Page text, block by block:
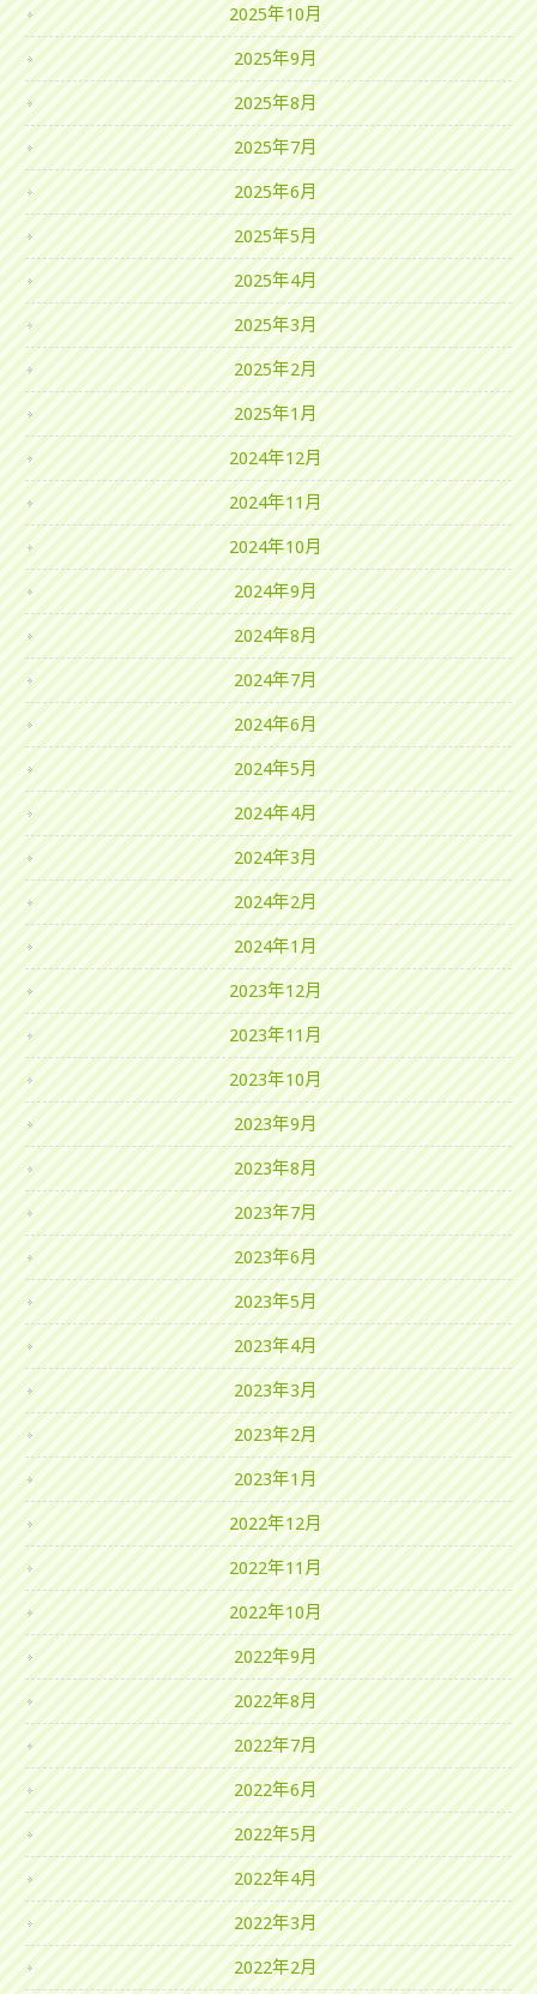
2025年10月
2025年9月
2025年8月
2025年7月
2025年6月
2025年5月
2025年4月
2025年3月
2025年2月
2025年1月
2024年12月
2024年11月
2024年10月
2024年9月
2024年8月
2024年7月
2024年6月
2024年5月
2024年4月
2024年3月
2024年2月
2024年1月
2023年12月
2023年11月
2023年10月
2023年9月
2023年8月
2023年7月
2023年6月
2023年5月
2023年4月
2023年3月
2023年2月
2023年1月
2022年12月
2022年11月
2022年10月
2022年9月
2022年8月
2022年7月
2022年6月
2022年5月
2022年4月
2022年3月
2022年2月